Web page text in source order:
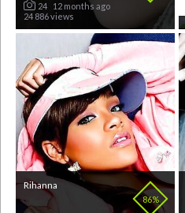
24
12 months ago
24 886 views
86%
Rihanna